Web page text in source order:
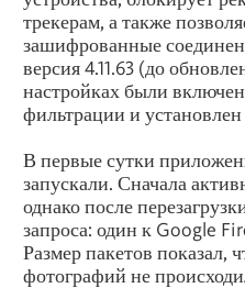
трекерам, а также
зашифрованные
версия 4.11.63 (до
настройках были
фильтрации и
В первые сутки
запускали. Сначала
однако после
запроса: один к Google
Размер пакетов показал,
фотографий не